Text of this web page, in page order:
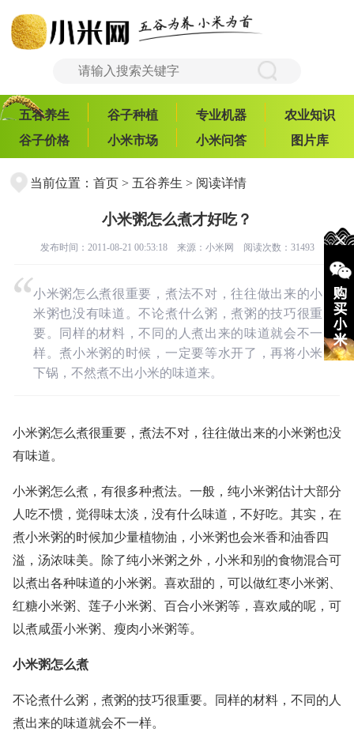
五谷养生 谷子种植 专业机器
农业知识
谷子价格
小米市场 小米问答 图片库
当前位置： 首页> 五谷养生 > 阅读详情
小米粥怎么煮才好吃？
发布时间：2011-08-21 00:53:18 来源： 小米网 阅读次数：31493
小米粥怎么煮很重要，煮法不对，往往做出来的小
米粥也没有味道。不论煮什么粥，煮粥的技巧很重
要。同样的材料，不同的人煮出来的味道就会不一
样。煮小米粥的时候，一定要等水开了，再将小米
下锅，不然煮不出小米的味道来。
小米粥怎么煮很重要，煮法不对，往往做出来的小米粥也没
有味道。
小米粥怎么煮，有很多种煮法。一般，纯小米粥估计大部分
人吃不惯，觉得味太淡，没有什么味道，不好吃。其实，在
煮小米粥的时候加少量植物油，小米粥也会米香和油香四
溢，汤浓味美。除了纯小米粥之外，小米和别的食物混合可
以煮出各种味道的小米粥。喜欢甜的，可以做红枣小米粥、
红糖小米粥、莲子小米粥、百合小米粥等，喜欢咸的呢，可
以煮咸蛋小米粥、瘦肉小米粥等。
小米粥怎么煮
不论煮什么粥，煮粥的技巧很重要。同样的材料，不同的人
煮出来的味道就会不一样。